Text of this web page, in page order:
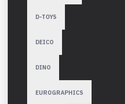
D-TOYS
DEICO
DINO
EUROGRAPHICS